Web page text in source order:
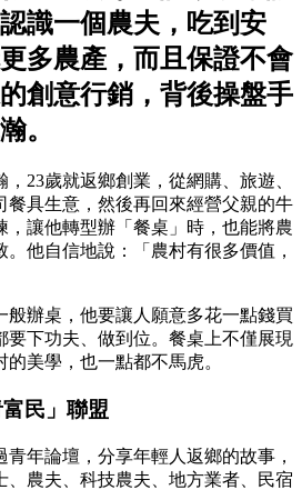
識一個農夫，吃到安
多農產，而且保證不會
創意行銷，背後操盤手
。
23歲就返鄉創業，從網購、旅遊、
餐具生意，然後再回來經營父親的牛
，讓他轉型辦「餐桌」時，也能將農
他自信地說：「農村有很多價值，
般辦桌，他要讓人願意多花一點錢買
要下功夫、做到位。餐桌上不僅展現
美學，也一點都不馬虎。
民」聯盟
年論壇，分享年輕人返鄉的故事，
、農夫、科技農夫、地方業者、民宿